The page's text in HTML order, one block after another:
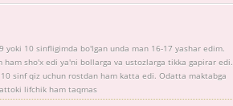
yoki 10 sinfligimda bo'lgan unda man 16-17 yashar edim.
sho'x edi ya'ni bollarga va ustozlarga tikka gapirar edi.
sinf qiz uchun rostdan ham katta edi. Odatta maktabga
lifchik ham taqmas